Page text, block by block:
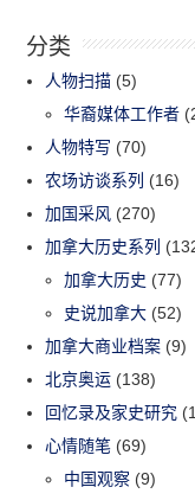
分类
人物扫描 (5)
华裔媒体工作者
人物特写 (70)
农场访谈系列 (16)
加国采风 (270)
加拿大历史系列
加拿大历史 (77)
史说加拿大 (52)
加拿大商业档案 (9)
北京奥运 (138)
回忆录及家史研究
心情随笔 (69)
中国观察 (9)